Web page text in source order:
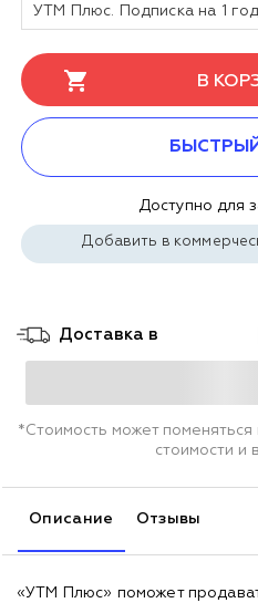
УТМ Плюс. Подписка на 1 год
В
Доступно для
Добавить в
Доставка в
*Стоимость может поменяться
стоимости и
Описание Отзывы
«УТМ Плюс» поможет